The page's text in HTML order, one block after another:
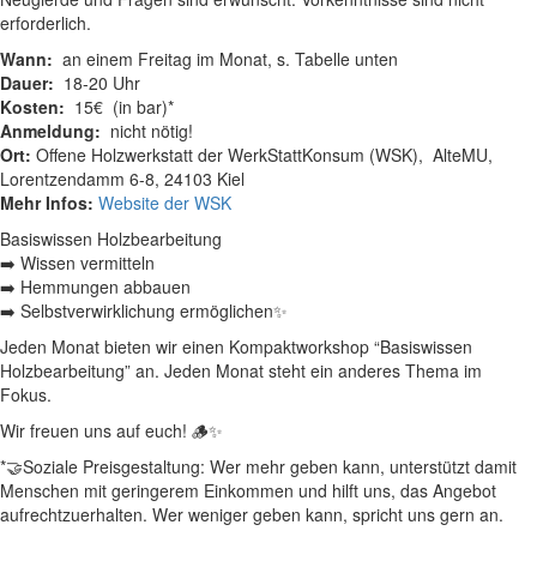
erforderlich.
Wann: an einem Freitag im Monat, s. Tabelle unten
Dauer: 18-20 Uhr
Kosten: 15€ (in bar)*
Anmeldung: nicht nötig!
Ort: Offene Holzwerkstatt der WerkStattKonsum (WSK), AlteMU,
Lorentzendamm 6-8, 24103 Kiel
Mehr Infos: Website der WSK
Basiswissen Holzbearbeitung
➡️ Wissen vermitteln
➡️ Hemmungen abbauen
➡️ Selbstverwirklichung ermöglichen✨
Jeden Monat bieten wir einen Kompaktworkshop “Basiswissen
Holzbearbeitung” an. Jeden Monat steht ein anderes Thema im
Fokus.
Wir freuen uns auf euch! 🪵✨
*🤝Soziale Preisgestaltung: Wer mehr geben kann, unterstützt damit
Menschen mit geringerem Einkommen und hilft uns, das Angebot
aufrechtzuerhalten. Wer weniger geben kann, spricht uns gern an.